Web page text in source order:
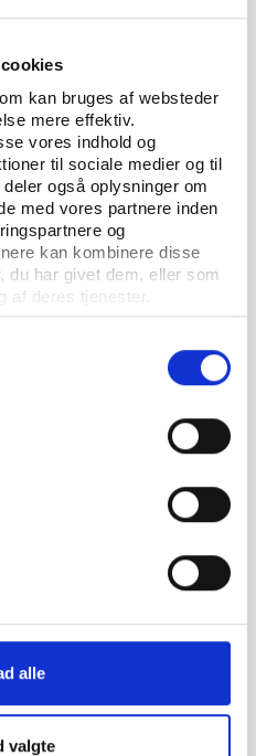
kan bruges af websteder
mere effektiv.
vores indhold og
til sociale medier og til
også oplysninger om
med vores partnere inden
og
kan kombinere disse
du har givet dem, eller som
af deres tjenester.
alle
valgte
ind i